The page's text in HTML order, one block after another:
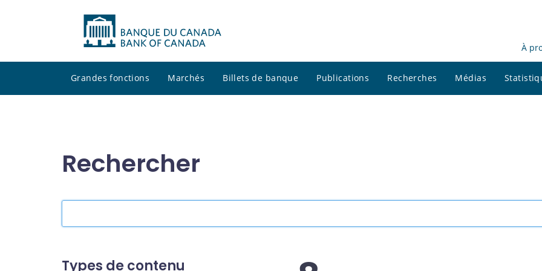
À
Grandes fonctions Marchés Billets de banque Publications Recherches Médias
Rechercher
site
Types de contenu